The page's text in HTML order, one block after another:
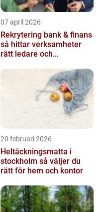
07 april 2026
Rekrytering bank & finans
så hittar verksamheter
rätt ledare och
20 februari 2026
Heltäckningsmatta i
stockholm så väljer du
rätt för hem och kontor